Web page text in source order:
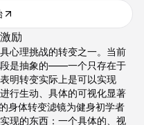
励
心理挑战的转变之一。当前
段是抽象的——一个只存在于
明转变实际上是可以实现
行生动、具体的可视化显著
身体转变滤镜为健身初学者
现的东西：一个具体的、视